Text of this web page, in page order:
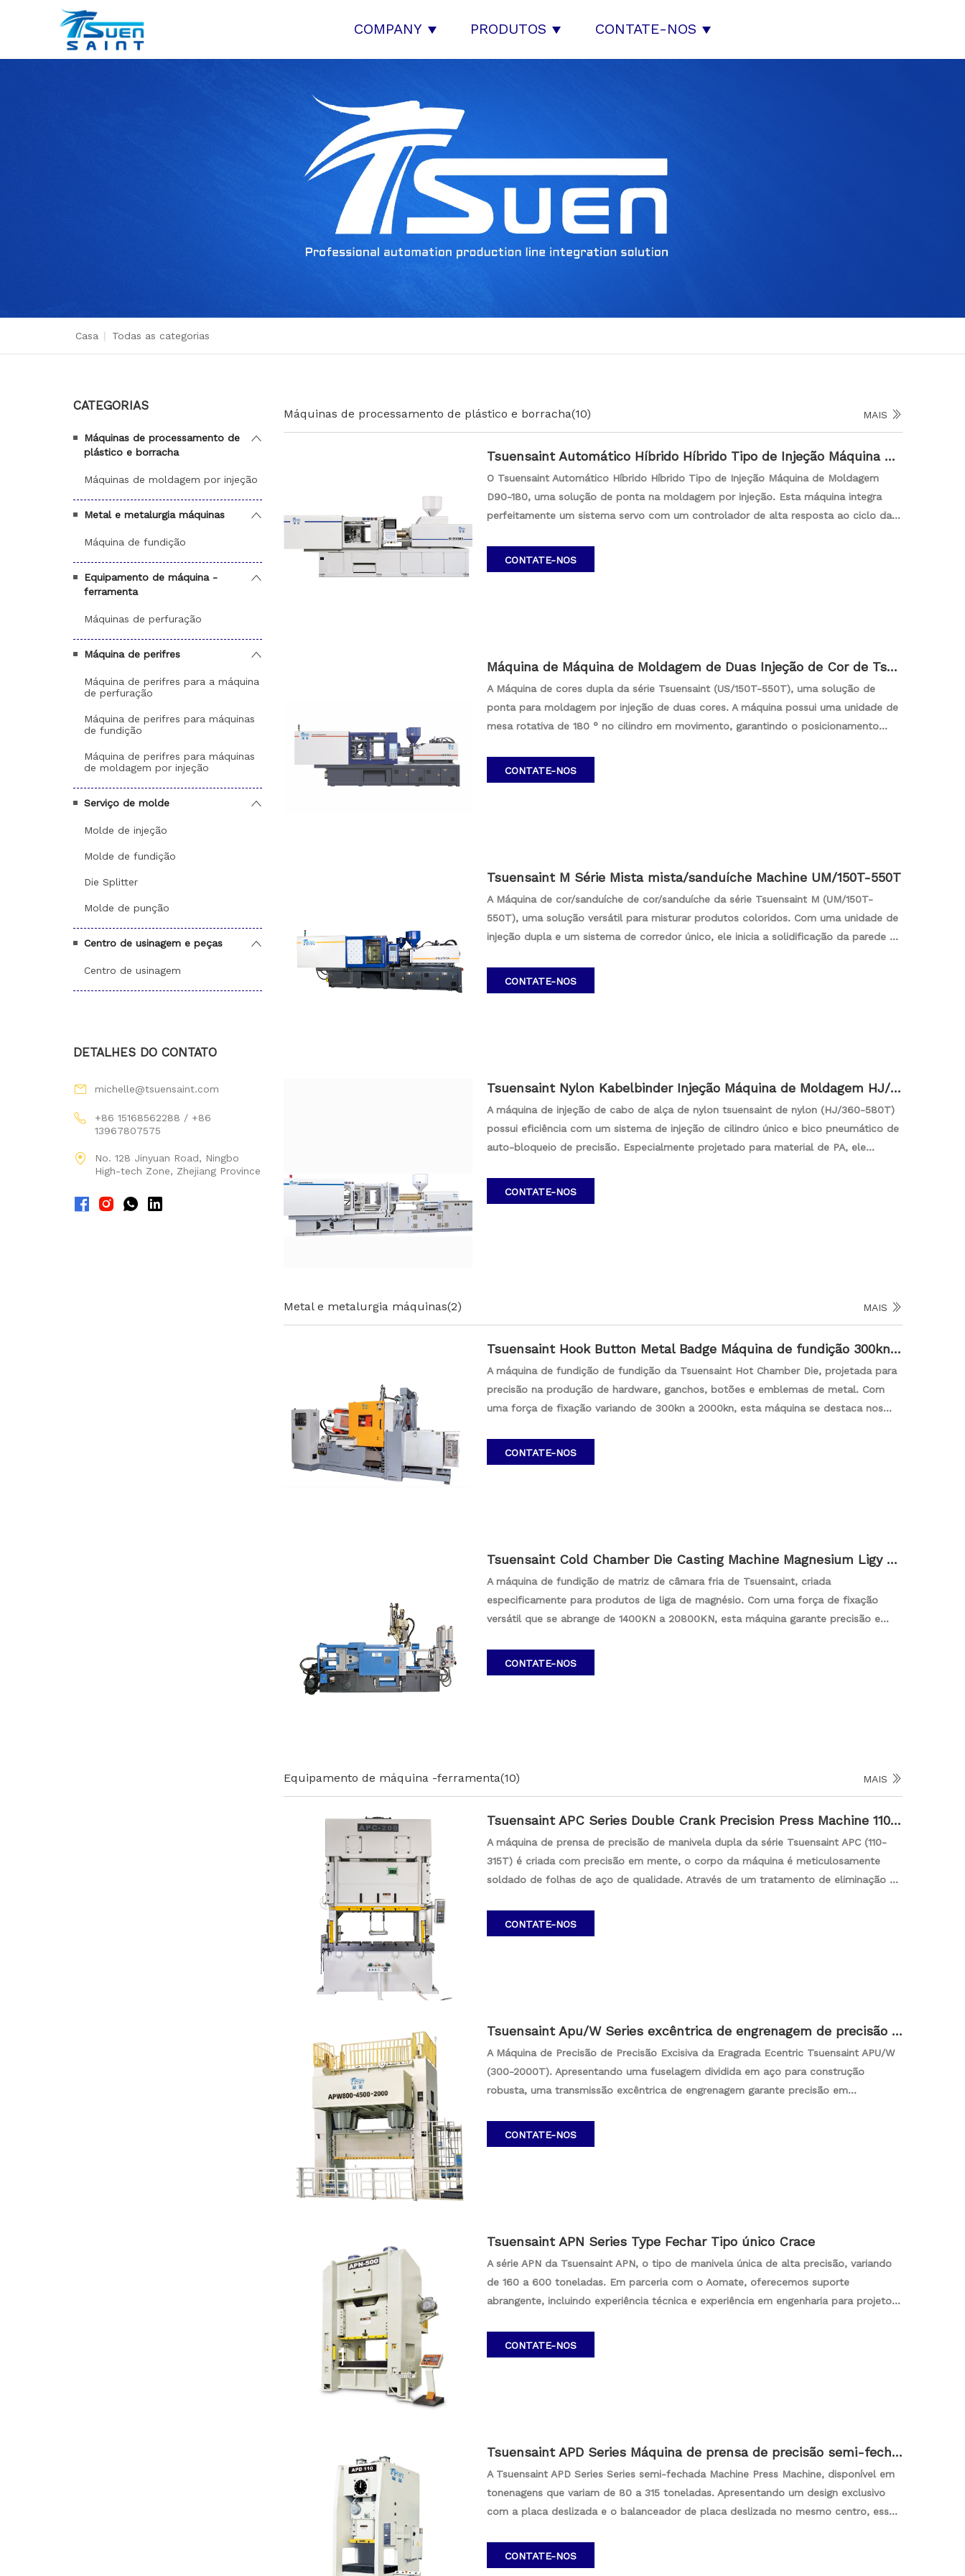
COMPANY PRODUTOS CONTATE-NOS
Casa Todas as categorias
CATEGORIAS
Máquinas de processamento de
plástico e borracha
Máquinas de moldagem por injeção
Metal e metalurgia máquinas
Máquina de fundição
Equipamento de máquina -
ferramenta
Máquinas de perfuração
Máquina de perifres
Máquina de perifres para a máquina
de perfuração
Máquina de perifres para máquinas
de fundição
Máquina de perifres para máquinas
de moldagem por injeção
Serviço de molde
Molde de injeção
Molde de fundição
Die Splitter
Molde de punção
Centro de usinagem e peças
Centro de usinagem
DETALHES DO CONTATO
michelle@tsuensaint.com
+86 15168562288 / +86
13967807575
No. 128 Jinyuan Road, Ningbo
High-tech Zone, Zhejiang Province
Máquinas de processamento de plástico e borracha(10) MAIS
Tsuensaint Automático Híbrido Híbrido Tipo de Injeção Máquina de
Moldagem D90-180
O Tsuensaint Automático Híbrido Híbrido Tipo de Injeção Máquina de Moldagem
D90-180, uma solução de ponta na moldagem por injeção. Esta máquina integra
perfeitamente um sistema servo com um controlador de alta resposta ao ciclo da
versatilidade e eficiência em aplicações de moldagem.
CONTATE-NOS
Máquina de Máquina de Moldagem de Duas Injeção de Cor de Tsue
nsaint Série S/150T-550T
A Máquina de cores dupla da série Tsuensaint (US/150T-550T), uma solução de
ponta para moldagem por injeção de duas cores. A máquina possui uma unidade de
mesa rotativa de 180 ° no cilindro em movimento, garantindo o posicionamento
síncrona de materiais heterogêneos bi-componentes, tornando-o ideal para
CONTATE-NOS
Tsuensaint M Série Mista mista/sanduíche Machine UM/150T-550T
A Máquina de cor/sanduíche de cor/sanduíche da série Tsuensaint M (UM/150T-
550T), uma solução versátil para misturar produtos coloridos. Com uma unidade de
injeção dupla e um sistema de corredor único, ele inicia a solidificação da parede da
preciso de ambas as unidades de injeção, facilitando a produção de produtos finais
CONTATE-NOS
Tsuensaint Nylon Kabelbinder Injeção Máquina de Moldagem HJ/3
60-580T
A máquina de injeção de cabo de alça de nylon tsuensaint de nylon (HJ/360-580T)
possui eficiência com um sistema de injeção de cilindro único e bico pneumático de
auto-bloqueio de precisão. Especialmente projetado para material de PA, ele
de moldagem rápida, enquanto o dispositivo de aquecimento do nano distante
CONTATE-NOS
Metal e metalurgia máquinas(2) MAIS
Tsuensaint Hook Button Metal Badge Máquina de fundição 300kn-
2000kn
A máquina de fundição de fundição da Tsuensaint Hot Chamber Die, projetada para
precisão na produção de hardware, ganchos, botões e emblemas de metal. Com
uma força de fixação variando de 300kn a 2000kn, esta máquina se destaca nos
uma produção eficiente e confiável.
CONTATE-NOS
Tsuensaint Cold Chamber Die Casting Machine Magnesium Ligy Pr
oducts Force 1400kn-20800kn
A máquina de fundição de matriz de câmara fria de Tsuensaint, criada
especificamente para produtos de liga de magnésio. Com uma força de fixação
versátil que se abrange de 1400KN a 20800KN, esta máquina garante precisão e
oferecendo desempenho ideal em uma ampla faixa de força de fixação.
CONTATE-NOS
Equipamento de máquina -ferramenta(10) MAIS
Tsuensaint APC Series Double Crank Precision Press Machine 110-
315T
A máquina de prensa de precisão de manivela dupla da série Tsuensaint APC (110-
315T) é criada com precisão em mente, o corpo da máquina é meticulosamente
soldado de folhas de aço de qualidade. Através de um tratamento de eliminação de
confiável, casando a construção robusta com um compromisso de obter resultados
CONTATE-NOS
Tsuensaint Apu/W Series excêntrica de engrenagem de precisão P
ressione 300-2000T
A Máquina de Precisão de Precisão Excisiva da Eragrada Ecentric Tsuensaint APU/W
(300-2000T). Apresentando uma fuselagem dividida em aço para construção
robusta, uma transmissão excêntrica de engrenagem garante precisão em
automática de óleo fino, a série APU/W exemplifica confiabilidade, eficiência e
CONTATE-NOS
Tsuensaint APN Series Type Fechar Tipo único Crace
A série APN da Tsuensaint APN, o tipo de manivela única de alta precisão, variando
de 160 a 600 toneladas. Em parceria com o Aomate, oferecemos suporte
abrangente, incluindo experiência técnica e experiência em engenharia para projetos
Escolha o Tsuensaint para precisão e aomato para suporte técnico dedicado na
CONTATE-NOS
Tsuensaint APD Series Máquina de prensa de precisão semi-fecha
da 80-315T
A Tsuensaint APD Series Series semi-fechada Machine Press Machine, disponível em
tonenagens que variam de 80 a 315 toneladas. Apresentando um design exclusivo
com a placa deslizada e o balanceador de placa deslizada no mesmo centro, essa
engenharia de precisão, tornando -a uma solução ideal para várias aplicações
CONTATE-NOS